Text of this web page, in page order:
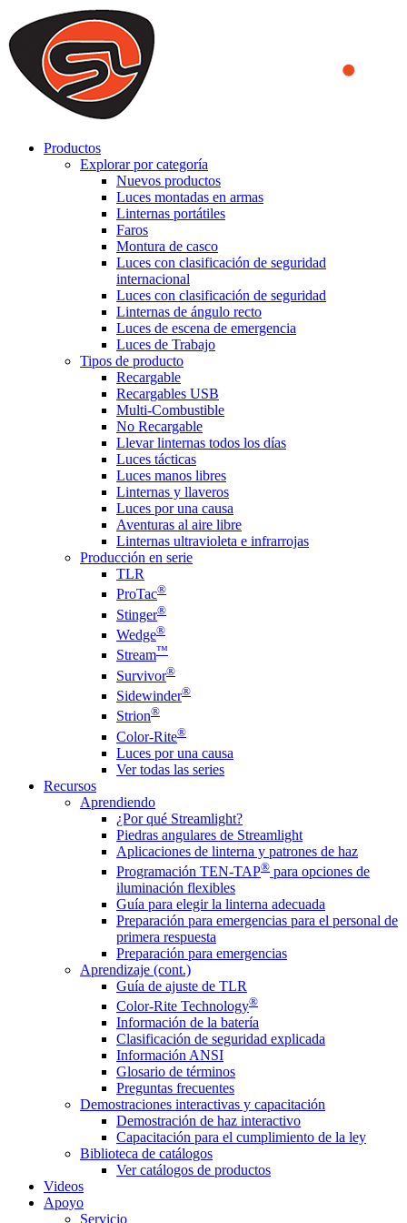
We use cookies to ensure that we provide you the best experience
on our website. By continuing to browse this website, you accept
that cookies are used to help us analyze how the website is used and
to offer you a better experience. To learn more or to find out how
you can disable cookies, you can access our
Productos
Explorar por categoría
Nuevos productos
Luces montadas en armas
Linternas portátiles
Faros
Montura de casco
Luces con clasificación de seguridad
internacional
Luces con clasificación de seguridad
Linternas de ángulo recto
Luces de escena de emergencia
Luces de Trabajo
Tipos de producto
Recargable
Recargables USB
Multi-Combustible
No Recargable
Llevar linternas todos los días
Luces tácticas
Luces manos libres
Linternas y llaveros
Luces por una causa
Aventuras al aire libre
Linternas ultravioleta e infrarrojas
Producción en serie
TLR
ProTac®
Stinger®
Wedge®
Stream™
Survivor®
Sidewinder®
Strion®
Color-Rite®
Luces por una causa
Ver todas las series
Recursos
Aprendiendo
¿Por qué Streamlight?
Piedras angulares de Streamlight
Aplicaciones de linterna y patrones de haz
Programación TEN-TAP® para opciones de
iluminación flexibles
Guía para elegir la linterna adecuada
Preparación para emergencias para el personal de
primera respuesta
Preparación para emergencias
Aprendizaje (cont.)
Guía de ajuste de TLR
Color-Rite Technology®
Información de la batería
Clasificación de seguridad explicada
Información ANSI
Glosario de términos
Preguntas frecuentes
Demostraciones interactivas y capacitación
Demostración de haz interactivo
Capacitación para el cumplimiento de la ley
Biblioteca de catálogos
Ver catálogos de productos
Videos
Apoyo
Servicio